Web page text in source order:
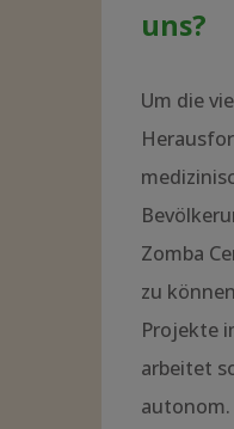
uns?
Um die
Zomba
zu
Projekte
arbeitet